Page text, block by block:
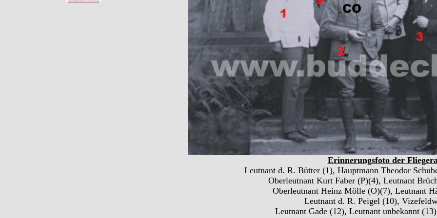
Erinnerungsfoto der
Leutnant d. R. Bütter (1), Hauptmann Theodor
Oberleutnant Kurt Faber (P)(4), Leutnant
Oberleutnant Heinz Mölle (O)(7), Leutnant
Leutnant d. R. Peigel (10),
Leutnant Gade (12), Leutnant unbekannt